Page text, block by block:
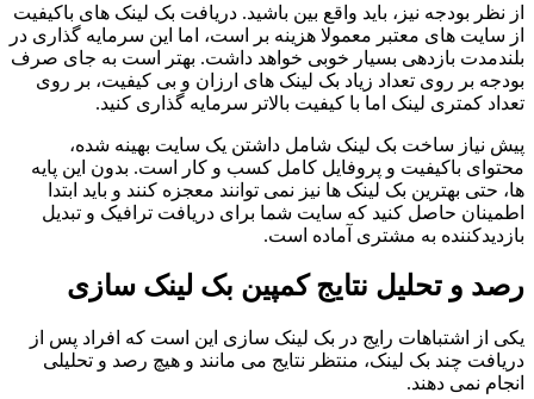
از نظر بودجه نیز، باید واقع بین باشید. دریافت بک لینک های باکیفیت
از سایت های معتبر معمولا هزینه بر است، اما این سرمایه گذاری در
بلندمدت بازدهی بسیار خوبی خواهد داشت. بهتر است به جای صرف
بودجه بر روی تعداد زیاد بک لینک های ارزان و بی کیفیت، بر روی
تعداد کمتری لینک اما با کیفیت بالاتر سرمایه گذاری کنید.
پیش نیاز ساخت بک لینک شامل داشتن یک سایت بهینه شده،
محتوای باکیفیت و پروفایل کامل کسب و کار است. بدون این پایه
ها، حتی بهترین بک لینک ها نیز نمی توانند معجزه کنند و باید ابتدا
اطمینان حاصل کنید که سایت شما برای دریافت ترافیک و تبدیل
بازدیدکننده به مشتری آماده است.
رصد و تحلیل نتایج کمپین بک لینک سازی
یکی از اشتباهات رایج در بک لینک سازی این است که افراد پس از
دریافت چند بک لینک، منتظر نتایج می مانند و هیچ رصد و تحلیلی
انجام نمی دهند.